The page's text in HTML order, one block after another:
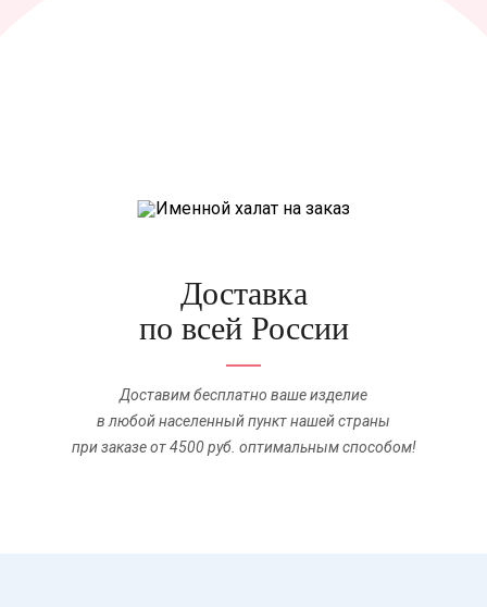
Доставка
по всей России
Доставим бесплатно ваше изделие
в любой населенный пункт нашей страны
при заказе от 4500 руб. оптимальным способом!